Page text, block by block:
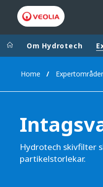
Worldwide
Om Hydrotech
Home
Hydrotech skivfilter
partikelstorlekar.